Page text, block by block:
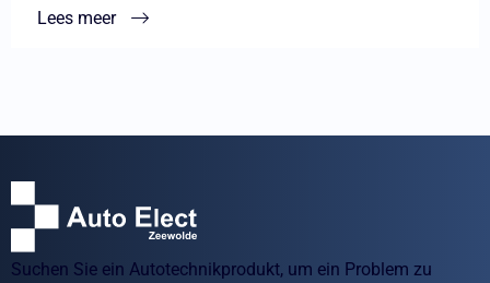
Lees meer
Suchen Sie ein Autotechnikprodukt, um ein Problem zu